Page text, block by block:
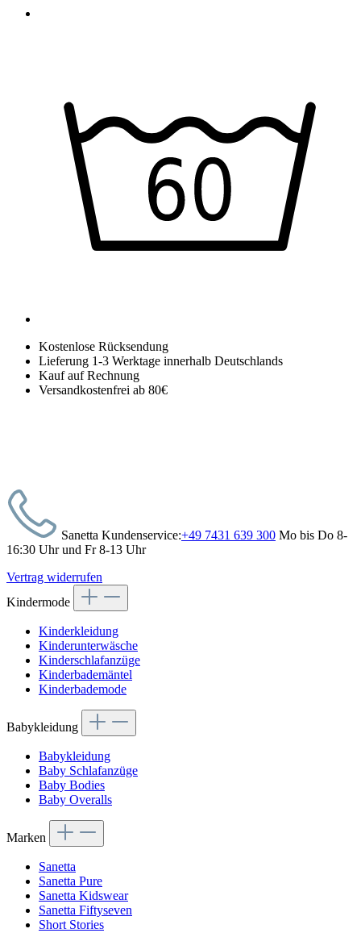
Kostenlose Rücksendung
Lieferung 1-3 Werktage innerhalb Deutschlands
Kauf auf Rechnung
Versandkostenfrei ab 80€
Sanetta Kundenservice:+49 7431 639 300 Mo bis Do 8-
16:30 Uhr und Fr 8-13 Uhr
Vertrag widerrufen
Kindermode
Kinderkleidung
Kinderunterwäsche
Kinderschlafanzüge
Kinderbademäntel
Kinderbademode
Babykleidung
Babykleidung
Baby Schlafanzüge
Baby Bodies
Baby Overalls
Marken
Sanetta
Sanetta Pure
Sanetta Kidswear
Sanetta Fiftyseven
Short Stories